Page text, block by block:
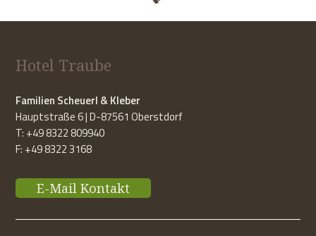
Hotel Traube
Familien Scheuerl & Kleber
Hauptstraße 6 | D-87561 Oberstdorf
T: +49 8322 809940
F: +49 8322 3168
E-Mail Kontakt